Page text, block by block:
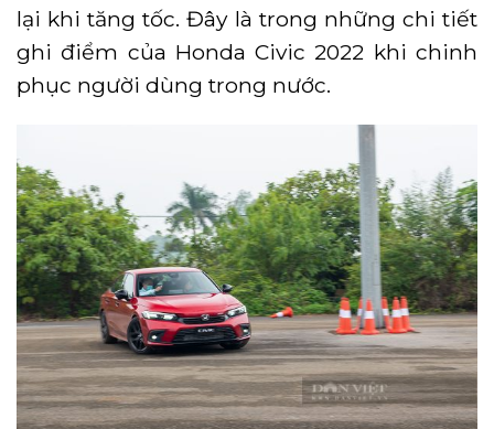
lại khi tăng tốc. Đây là trong những chi tiết
ghi điểm của Honda Civic 2022 khi chinh
phục người dùng trong nước.